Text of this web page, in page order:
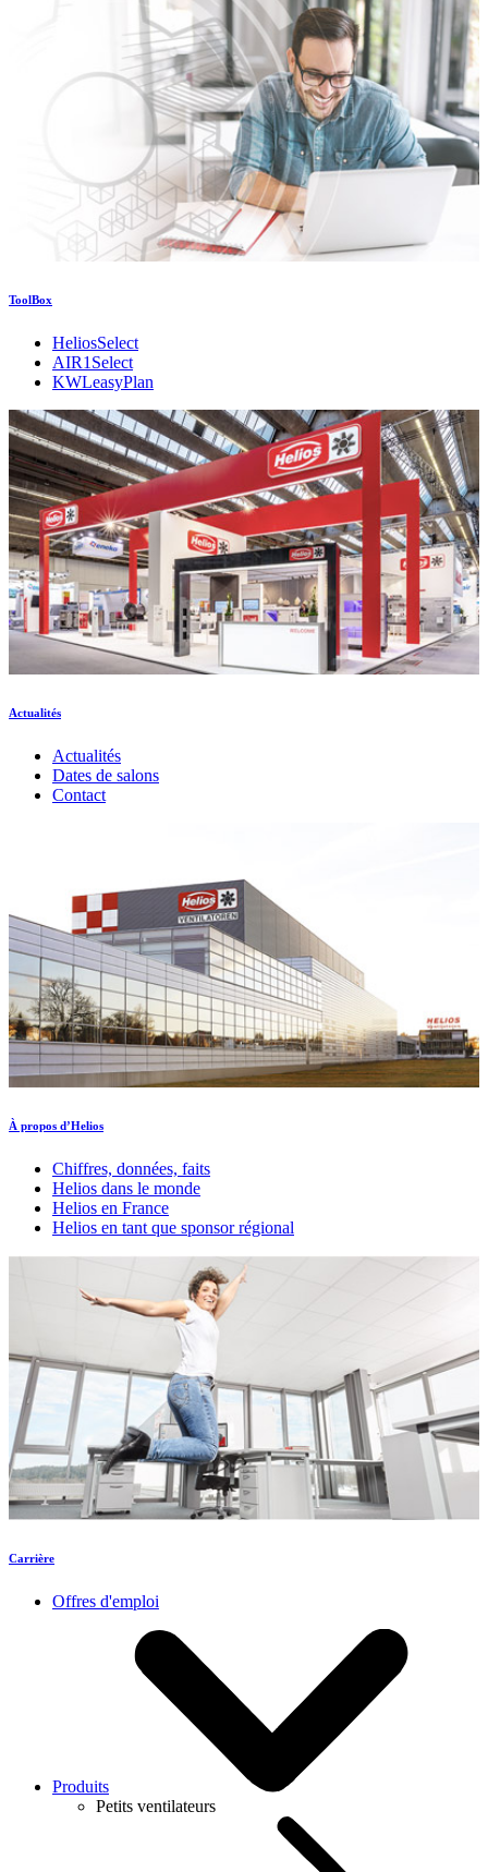
ToolBox
HeliosSelect
AIR1Select
KWLeasyPlan
Actualités
Actualités
Dates de salons
Contact
À propos d’Helios
Chiffres, données, faits
Helios dans le monde
Helios en France
Helios en tant que sponsor régional
Carrière
Offres d'emploi
Produits
Petits ventilateurs